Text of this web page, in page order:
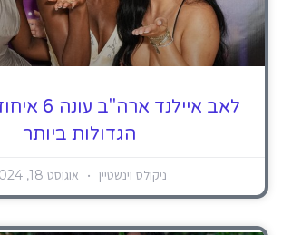
לאב
הגדולות ביותר
ניקולס וינשטיין אוגוסט 18, 2024